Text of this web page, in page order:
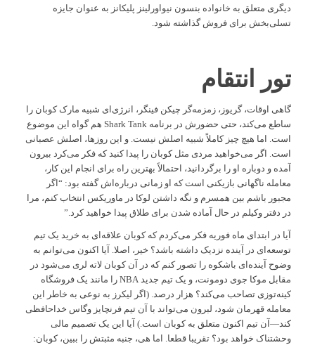
دیگری متعلق به خانواده بنسون نیواورلینز پلیکانز به عنوان جایزه
تسلی‌بخش برای فروش گذاشته شود.
تور انتقام
گاهی اوقات، گریوز، زمزمه‌گر چیکن فینگر، انرژی‌ای شبیه مارک کوبان را
ساطع می‌کند، حتی حضورش در برنامه Shark Tank هم گواه این موضوع
است. اما هیچ چیز کاملاً شبیه اصلش نیست. و این روزها، اصلش عصبانی
است. اگر می‌خواهید مردی مثل کوبان را پیدا کنید که فکر می‌کرد بیرون
آمده و دوباره او را برگردانید، احتمالاً بهترین راه برای انجام این کار،
معامله ناگهانی بازیکنی است که او زمانی درباره‌اش گفته بود: “اگر
مجبور باشم بین همسرم و نگه داشتن لوکا در ماوریکس انتخاب کنم، مرا
در دفتر وکیلم در حال آماده شدن برای طلاق پیدا خواهید کرد.”
آیا در ابتدای ماه فوریه فکر می‌کردم که کوبان علاقه‌ای به خرید یک تیم
توسعه‌ای در آینده نزدیک داشته باشد؟ خیر، اصلا. آیا اکنون می‌توانم به
وضوح آینده‌ای باشکوه را تصور کنم که در آن کوبان لاته لری می‌شود در
مقابل موکا جوی دومونت، و یک تیم جدید NBA را مانند یک فروشگاه
کینه‌توزی تصاحب می‌کند؟ هزار درصد. (اگر لیکرز به نوعی به خاطر این
معامله قهرمان شود، لبرون می‌تواند با آن تیم فرنچایز وگاس خداحافظی
کند—آن تیم اکنون متعلق به کوبان است.) آیا این یک تصمیم مالی
وحشتناک خواهد بود؟ تقریبا قطعا. اما هی، جنبه مثبتش را ببین، کوبان: